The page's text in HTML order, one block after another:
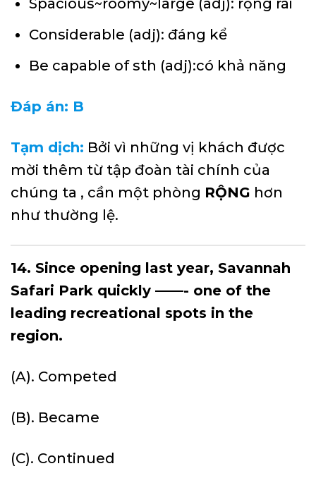
Spacious~roomy~large (adj): rộng rãi
Considerable (adj): đáng kể
Be capable of sth (adj):có khả năng
Đáp án: B
Tạm dịch: Bởi vì những vị khách được
mời thêm từ tập đoàn tài chính của
chúng ta , cần một phòng RỘNG hơn
như thường lệ.
14. Since opening last year, Savannah
Safari Park quickly ——- one of the
leading recreational spots in the
region.
(A). Competed
(B). Became
(C). Continued